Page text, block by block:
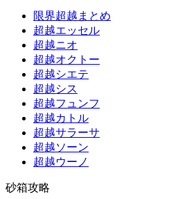
限界超越まとめ
超越エッセル
超越ニオ
超越オクトー
超越シエテ
超越シス
超越フュンフ
超越カトル
超越サラーサ
超越ソーン
超越ウーノ
砂箱攻略